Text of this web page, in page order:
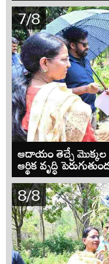
7/8
ఆదాయం తెచ్చే
ఆర్థిక వృద్ధి
8/8